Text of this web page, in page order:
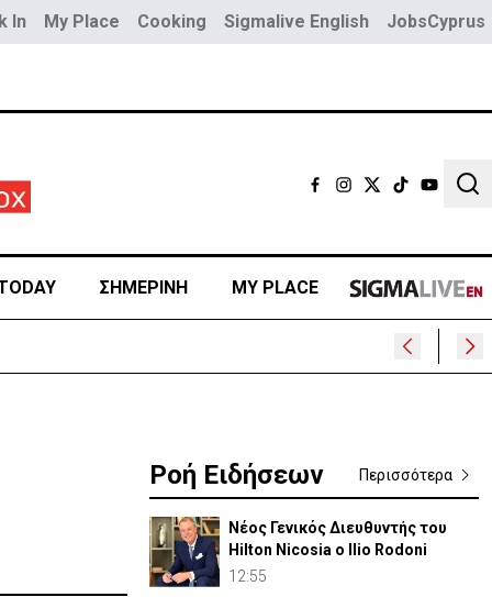
In My Place Cooking Sigmalive English JobsCyprus
ΣΗΜΕΡΙΝΗ MY PLACE
Ροή Ειδήσεων Περισσότερα
Νέος Γενικός Διευθυντής του
Hilton Nicosia ο Ilio Rodoni
12:55